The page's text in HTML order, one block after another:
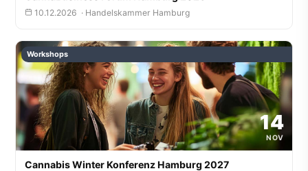
10.12.2026 · Handelskammer Hamburg
Workshops
14
NOV
Cannabis Winter Konferenz Hamburg 2027